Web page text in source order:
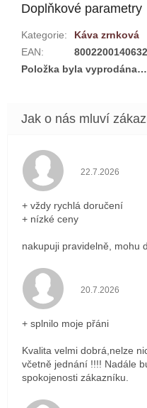
Doplňkové parametry
Kategorie:
Káva zrnková
EAN:
8002200140632
Položka byla vyprodána…
Hodnocení
22.7.2026
+ vždy rychlá doručení
+ nízké ceny
nakupuji pravidelně, mohu
Hodnocení
20.7.2026
+ splnilo moje přáni
Kvalita velmi dobrá,nelze
včetně jednání !!!! Nadále
spokojenosti zákazníku.